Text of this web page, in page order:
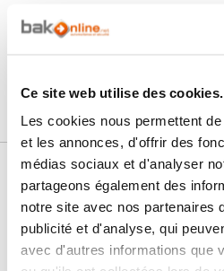
Ce site web utilise des cookies.
Les cookies nous permettent
et les annonces, d'offrir des
médias sociaux et d'analyser
partageons également des
notre site avec nos partenaires
publicité et d'analyse, qui
avec d'autres informations que
Connectez vous pour
Nos services
Paiement
100% sécurisé